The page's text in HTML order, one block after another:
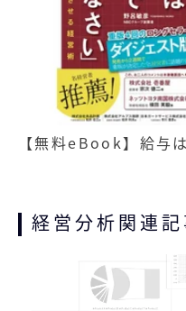
無料お役立ち資料
経営セミナー
【無料eBook】給与
経営分析関連記